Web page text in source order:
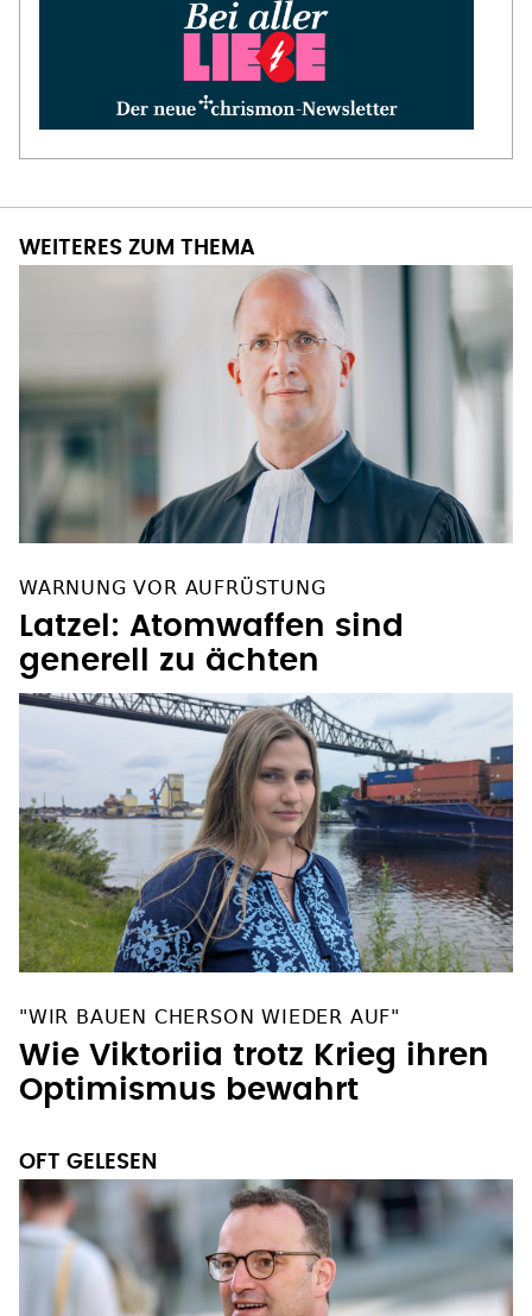
WEITERES ZUM THEMA
WARNUNG VOR AUFRÜSTUNG
Latzel: Atomwaffen sind
generell zu ächten
"WIR BAUEN CHERSON WIEDER AUF"
Wie Viktoriia trotz Krieg ihren
Optimismus bewahrt
OFT GELESEN